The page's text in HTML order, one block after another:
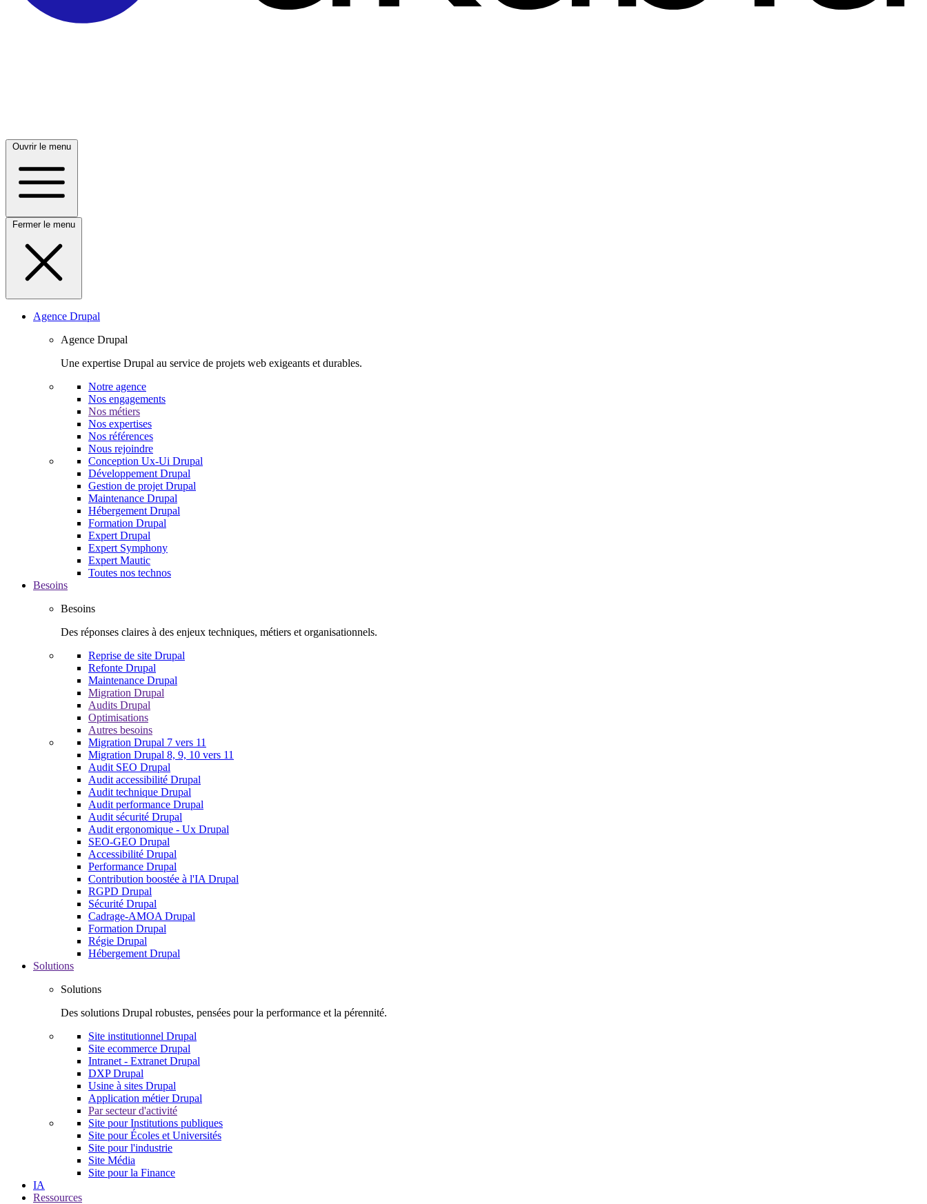
Ouvrir le menu
Fermer le menu
Agence Drupal
Agence Drupal
Une expertise Drupal au service de projets web exigeants et durables.
Notre agence
Nos engagements
Nos métiers
Nos expertises
Nos références
Nous rejoindre
Conception Ux-Ui Drupal
Développement Drupal
Gestion de projet Drupal
Maintenance Drupal
Hébergement Drupal
Formation Drupal
Expert Drupal
Expert Symphony
Expert Mautic
Toutes nos technos
Besoins
Besoins
Des réponses claires à des enjeux techniques, métiers et organisationnels.
Reprise de site Drupal
Refonte Drupal
Maintenance Drupal
Migration Drupal
Audits Drupal
Optimisations
Autres besoins
Migration Drupal 7 vers 11
Migration Drupal 8, 9, 10 vers 11
Audit SEO Drupal
Audit accessibilité Drupal
Audit technique Drupal
Audit performance Drupal
Audit sécurité Drupal
Audit ergonomique - Ux Drupal
SEO-GEO Drupal
Accessibilité Drupal
Performance Drupal
Contribution boostée à l'IA Drupal
RGPD Drupal
Sécurité Drupal
Cadrage-AMOA Drupal
Formation Drupal
Régie Drupal
Hébergement Drupal
Solutions
Solutions
Des solutions Drupal robustes, pensées pour la performance et la pérennité.
Site institutionnel Drupal
Site ecommerce Drupal
Intranet - Extranet Drupal
DXP Drupal
Usine à sites Drupal
Application métier Drupal
Par secteur d'activité
Site pour Institutions publiques
Site pour Écoles et Universités
Site pour l'industrie
Site Média
Site pour la Finance
IA
Ressources